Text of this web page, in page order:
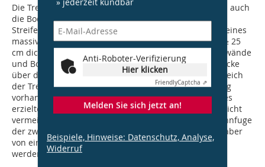
Die Trennfuge sollte sowohl die Kelleraußenwände als auch
die Bodenplatte separieren. Ein gemeinsames
Streifenfundament ist zulässig. Im Fall der Erstellung eines
massiven Kellers aus wasserundurchlässigem, mind. ≥ 25
cm dickem Stahlbeton („weiße Wanne“) können Kellerwände
und Bodenplatte ohne Trennfuge durchlaufen. Die Decke
über dem Kellergeschoss ist aber in jedem Fall im Bereich
der Trennfuge zu trennen. Sofern keine Unterkellerung
vorhanden ist, lässt sich eine leichte Verminderung des
erzielten Schalldämm-Maßes im Erdgeschoss häufig nicht
vermeiden. Wenn die Bodenplatte im Bereich der Trennfuge
der zweischaligen Haustrennwand getrennt ist, kann aber
von einem Wert von mind. R‘ = 59 dB ausgegangen
werden.
Anti-Roboter-Verifizierung
Hier klicken
FriendlyCaptcha ⇗
Melden Sie sich jetzt an!
Beispiele, Hinweise: Datenschutz, Analyse,
Widerruf